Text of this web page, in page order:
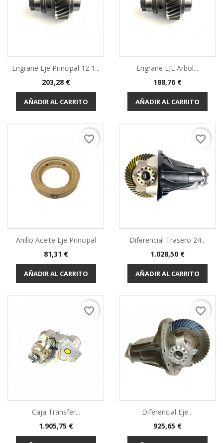
Engrane Eje Principal 12 1...
Precio
203,28 €
AÑADIR AL CARRITO
Engrane EJE Arbol...
Precio
188,76 €
AÑADIR AL CARRITO
Anillo Aceite Eje Principal
Precio
81,31 €
AÑADIR AL CARRITO
favorite_border
Diferencial Trasero 24...
Precio
1.028,50 €
AÑADIR AL CARRITO
favorite_border
Caja Transfer...
Precio
1.905,75 €
favorite_border
Diferencial Eje...
Precio
925,65 €
favorite_border